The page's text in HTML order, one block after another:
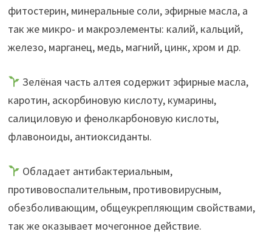
фитостерин, минеральные соли, эфирные масла, а
так же микро- и макроэлементы: калий, кальций,
железо, марганец, медь, магний, цинк, хром и др.
Зелёная часть алтея содержит эфирные масла,
каротин, аскорбиновую кислоту, кумарины,
салициловую и фенолкарбоновую кислоты,
флавоноиды, антиоксиданты.
Обладает антибактериальным,
противовоспалительным, противовирусным,
обезболивающим, общеукрепляющим свойствами,
так же оказывает мочегонное действие.